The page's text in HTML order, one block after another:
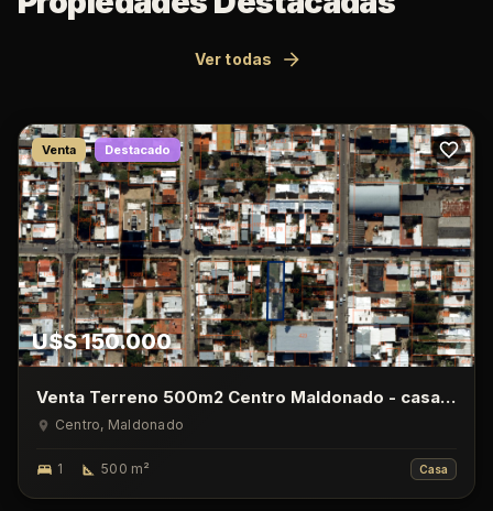
Ver todas
Venta Destacado
U$S 150.000
Venta Terreno 500m2 Centro Maldonado - casa
de 1 Dormitorio
Centro, Maldonado
1 500 m² Casa